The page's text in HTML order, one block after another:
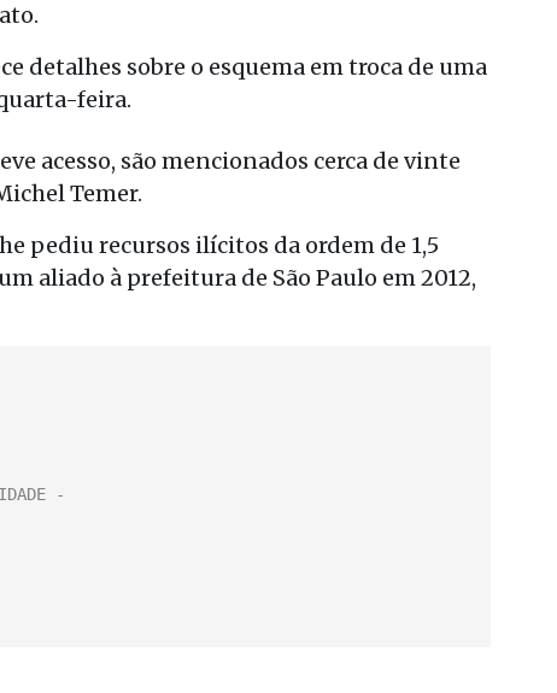
detalhes sobre o esquema em troca de uma
feira.
acesso, são mencionados cerca de vinte
Temer.
pediu recursos ilícitos da ordem de 1,5
aliado à prefeitura de São Paulo em 2012,